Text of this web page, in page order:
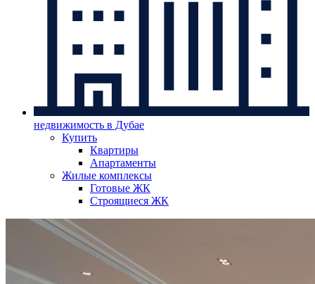
недвижимость в Дубае
Купить
Квартиры
Апартаменты
Жилые комплексы
Готовые ЖК
Строящиеся ЖК